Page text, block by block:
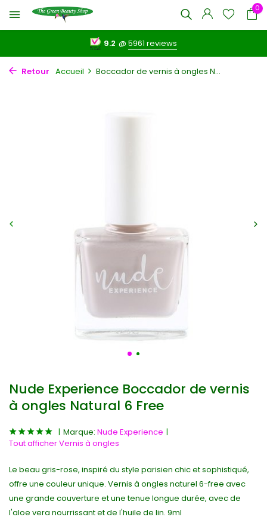
0
9.2 @5961 reviews
Retour Accueil Boccador de vernis à ongles N...
Nude Experience Boccador de vernis
à ongles Natural 6 Free
Marque: Nude Experience
Tout afficher Vernis à ongles
Le beau gris-rose, inspiré du style parisien chic et sophistiqué,
offre une couleur unique. Vernis à ongles naturel 6-free avec
une grande couverture et une tenue longue durée, avec de
l'aloe vera nourrissant et de l'huile de lin. 9ml